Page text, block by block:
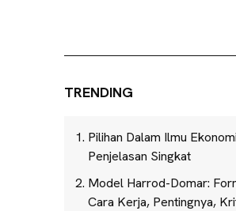
TRENDING
Pilihan Dalam Ilmu
Penjelasan Singkat
Model Harrod-Domar:
Cara Kerja, Pentingnya,